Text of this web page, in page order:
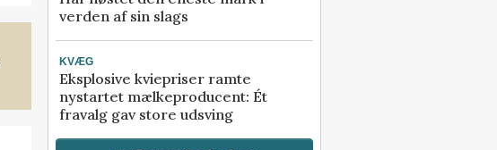
verden af sin slags
KVÆG
Eksplosive kviepriser ramte
nystartet mælkeproducent: Ét
fravalg gav store udsving